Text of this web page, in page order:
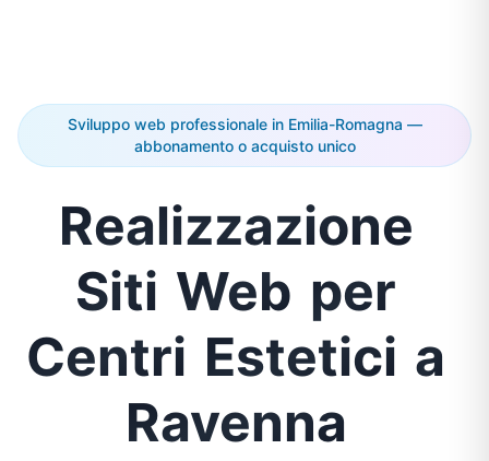
Sviluppo web professionale in Emilia-Romagna —
abbonamento o acquisto unico
Realizzazione
Siti Web per
Centri Estetici a
Ravenna